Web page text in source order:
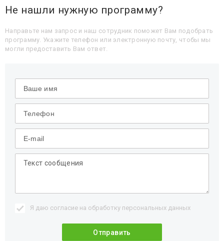
Не нашли нужную программу?
Направьте нам запрос и наш сотрудник поможет Вам подобрать
программу. Укажите телефон или электронную почту, чтобы мы
могли предоставить Вам ответ.
Я даю согласие на обработку персональных данных